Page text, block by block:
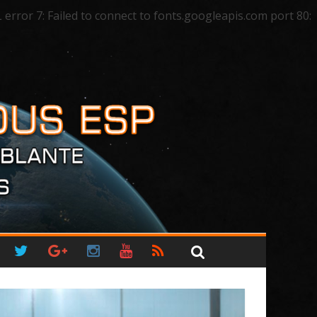
7: Failed to connect to fonts.googleapis.com port 80: